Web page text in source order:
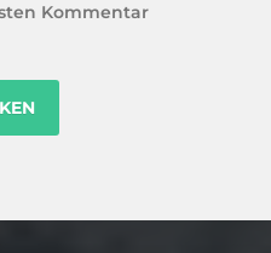
Kommentar